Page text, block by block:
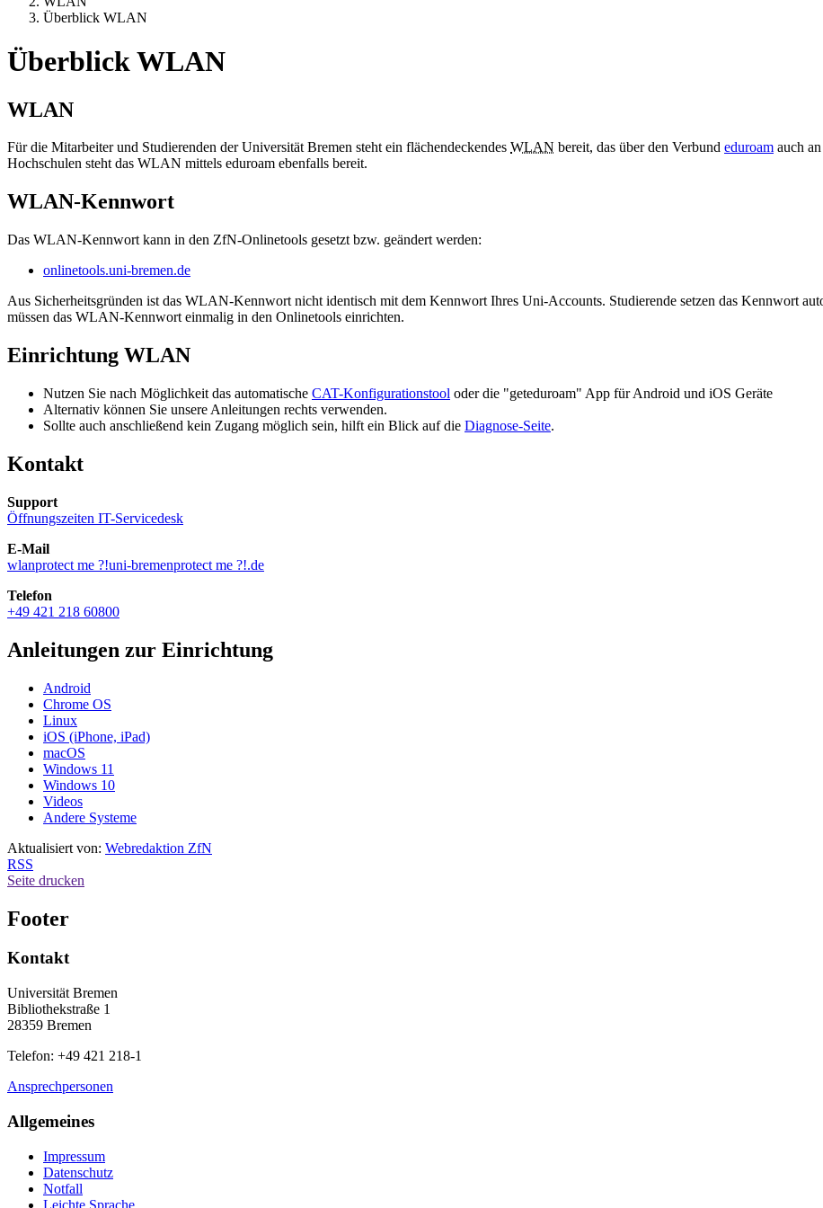
Überblick WLAN
Überblick WLAN
WLAN
Für die Mitarbeiter und Studierenden der Universität Bremen steht ein flächendeckendes WLAN bereit, das über den Verbund eduroam auch
Hochschulen steht das WLAN mittels eduroam ebenfalls bereit.
WLAN-Kennwort
Das WLAN-Kennwort kann in den ZfN-Onlinetools gesetzt bzw. geändert werden:
onlinetools.uni-bremen.de
Aus Sicherheitsgründen ist das WLAN-Kennwort nicht identisch mit dem Kennwort Ihres Uni-Accounts. Studierende setzen das Kennwort
müssen das WLAN-Kennwort einmalig in den Onlinetools einrichten.
Einrichtung WLAN
Nutzen Sie nach Möglichkeit das automatische CAT-Konfigurationstool oder die "geteduroam" App für Android und iOS Geräte
Alternativ können Sie unsere Anleitungen rechts verwenden.
Sollte auch anschließend kein Zugang möglich sein, hilft ein Blick auf die Diagnose-Seite.
Kontakt
Support
Öffnungszeiten IT-Servicedesk
E-Mail
wlanprotect me ?!uni-bremenprotect me ?!.de
Telefon
+49 421 218 60800
Anleitungen zur Einrichtung
Android
Chrome OS
Linux
iOS (iPhone, iPad)
macOS
Windows 11
Windows 10
Videos
Andere Systeme
Aktualisiert von: Webredaktion ZfN
RSS
Seite drucken
Footer
Kontakt
Universität Bremen
Bibliothekstraße 1
28359 Bremen
Telefon: +49 421 218-1
Ansprechpersonen
Allgemeines
Impressum
Datenschutz
Notfall
Leichte Sprache